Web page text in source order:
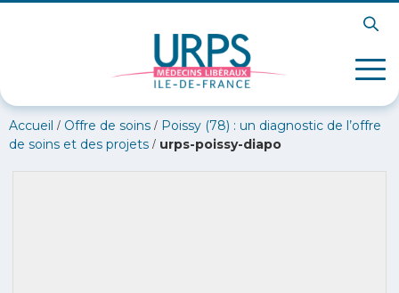
Accueil / Offre de soins / Poissy (78) : un diagnostic de l’offre
de soins et des projets / urps-poissy-diapo